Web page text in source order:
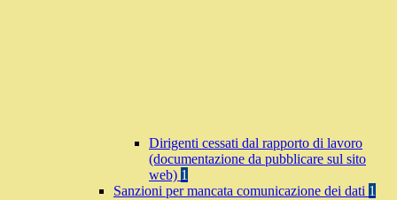
Dirigenti cessati dal rapporto di lavoro
(documentazione da pubblicare sul sito
web) 1
Sanzioni per mancata comunicazione dei dati 1